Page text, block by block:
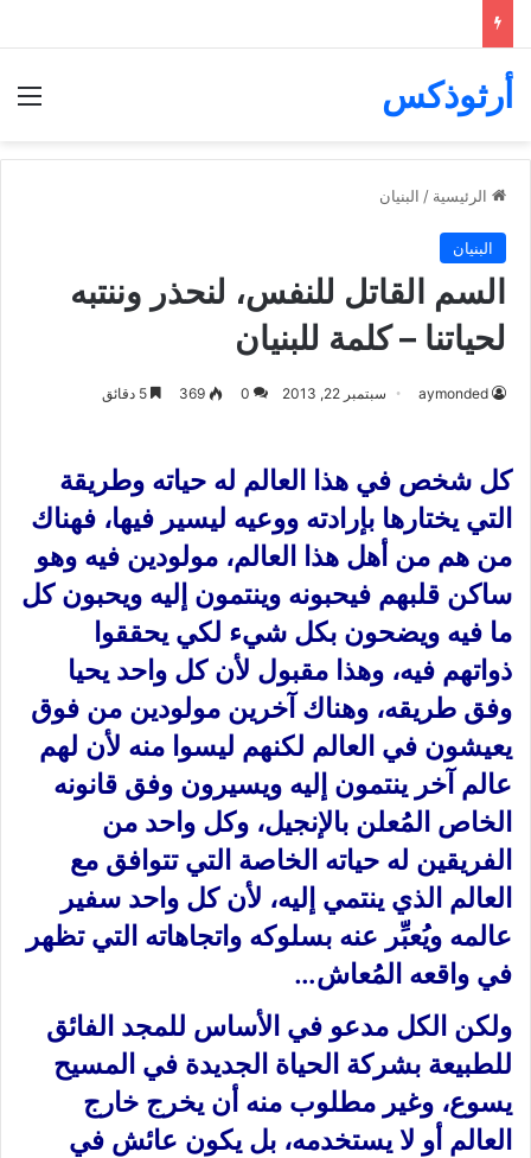
أرثوذكس
الرئيسية / البنيان
البنيان
السم القاتل للنفس، لنحذر وننتبه
لحياتنا – كلمة للبنيان
aymonded سبتمبر 22, 2013 0
369
كل شخص في هذا العالم له حياته وطريقة
التي يختارها بإرادته ووعيه ليسير فيها، فهناك
من هم من أهل هذا العالم، مولودين فيه وهو
ساكن قلبهم فيحبونه وينتمون إليه ويحبون كل
ما فيه ويضحون بكل شيء لكي يحققوا
ذواتهم فيه، وهذا مقبول لأن كل واحد يحيا
وفق طريقه، وهناك آخرين مولودين من فوق
يعيشون في العالم لكنهم ليسوا منه لأن لهم
عالم آخر ينتمون إليه ويسيرون وفق قانونه
الخاص المُعلن بالإنجيل، وكل واحد من
الفريقين له حياته الخاصة التي تتوافق مع
العالم الذي ينتمي إليه، لأن كل واحد سفير
عالمه ويُعبِّر عنه بسلوكه واتجاهاته التي تظهر
في واقعه المُعاش…
ولكن الكل مدعو في الأساس للمجد الفائق
للطبيعة بشركة الحياة الجديدة في المسيح
يسوع، وغير مطلوب منه أن يخرج خارج
العالم أو لا يستخدمه، بل يكون عائش في